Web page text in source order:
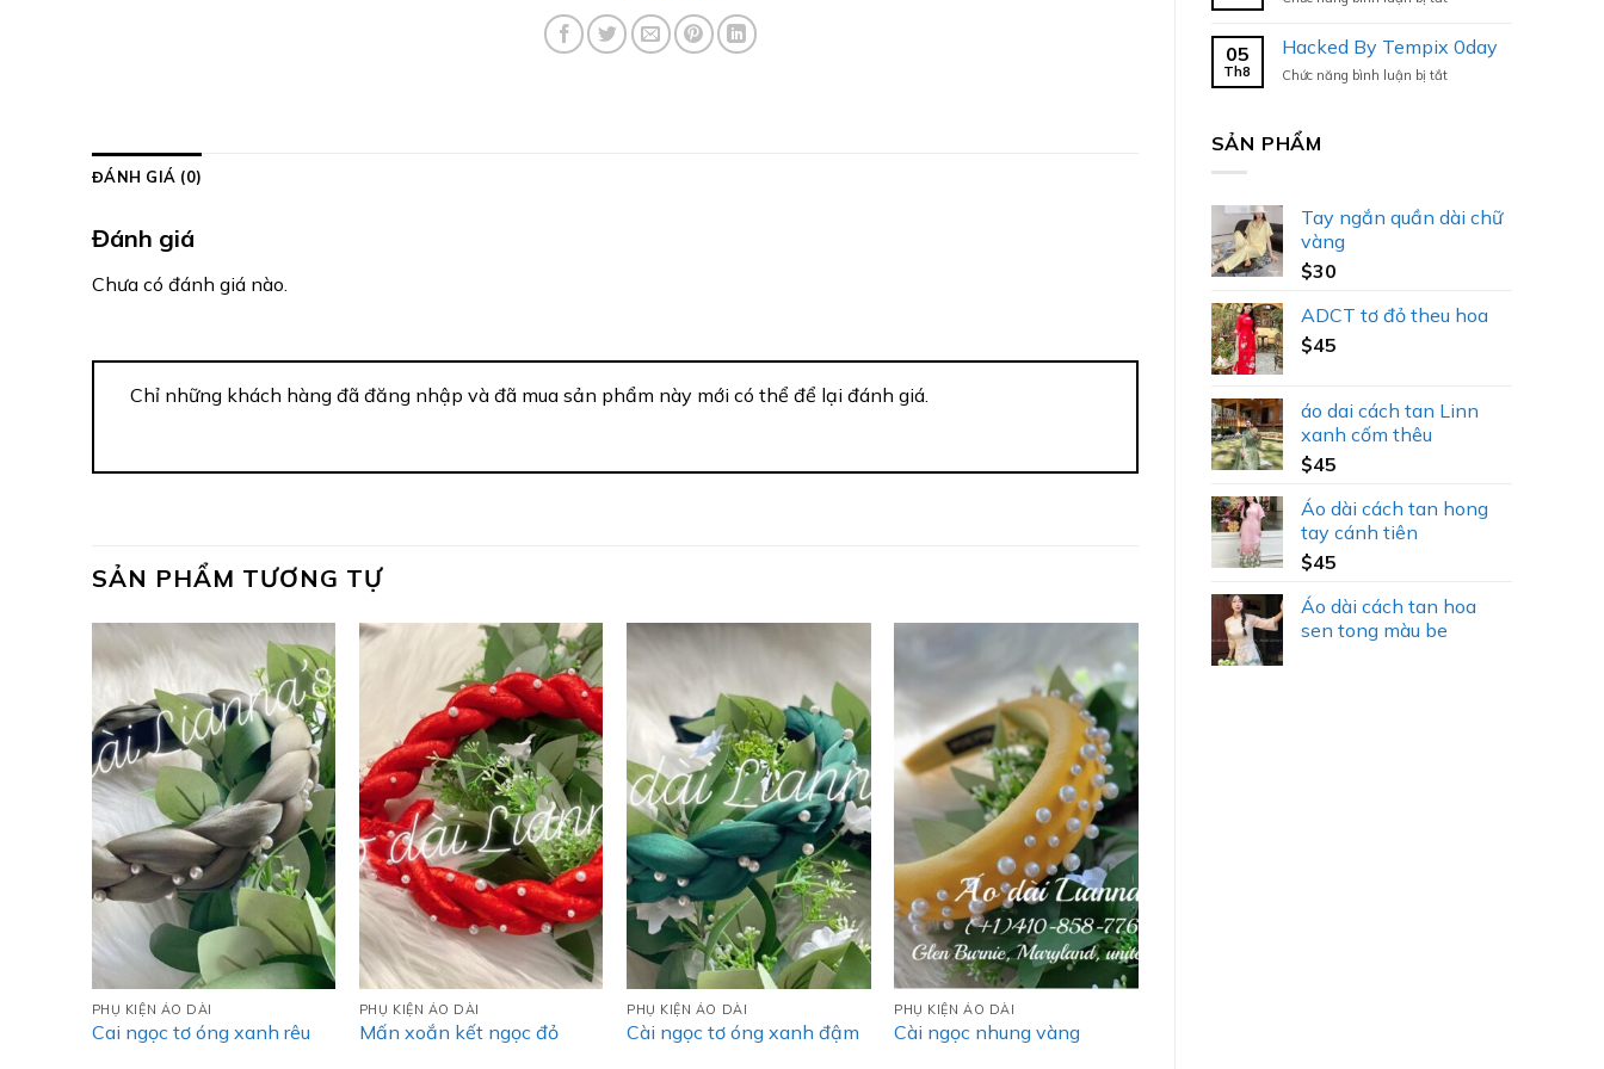
Tempix
0day
05
Th8
Hacked By Tempix 0day
Chức năng bình luận bị tắtở
SẢN PHẨM
Tay ngắn quần dài chữ
vàng
$30
ADCT tơ đỏ theu hoa
$45
áo dai cách tan Linn
xanh cốm thêu
$45
Áo dài cách tan hong
tay cánh tiên
$45
Áo dài cách tan hoa
sen tong màu be
ĐÁNH GIÁ (0)
Đánh giá
Chưa có đánh giá nào.
Chỉ những khách hàng đã đăng nhập và đã mua sản phẩm này mới có thể để lại đánh giá.
SẢN PHẨM TƯƠNG TỰ
PHỤ KIỆN ÁO DÀI
Cai ngọc tơ óng xanh rêu
PHỤ KIỆN ÁO DÀI
Mấn xoắn kết ngọc đỏ
PHỤ KIỆN ÁO DÀI
Cài ngọc tơ óng xanh đậm
PHỤ KIỆN ÁO DÀI
Cài ngọc nhung vàng